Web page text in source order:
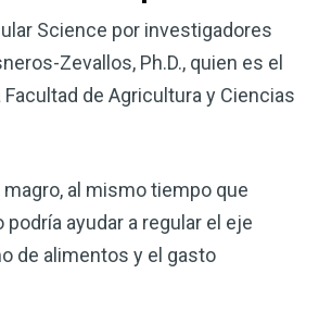
Science por investigadores
Zevallos, Ph.D., quien es el
de Agricultura y Ciencias
al mismo tiempo que
ayudar a regular el eje
de alimentos y el gasto